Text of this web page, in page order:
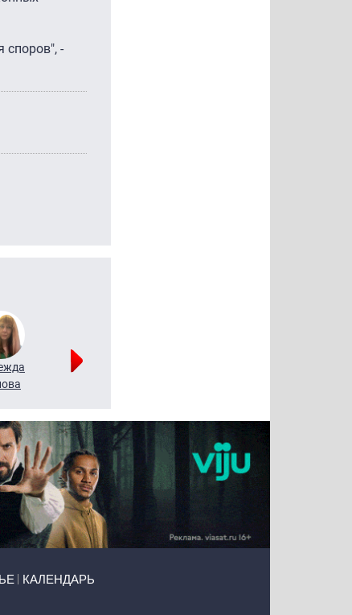
споров", -
КАЛЕНДАРЬ